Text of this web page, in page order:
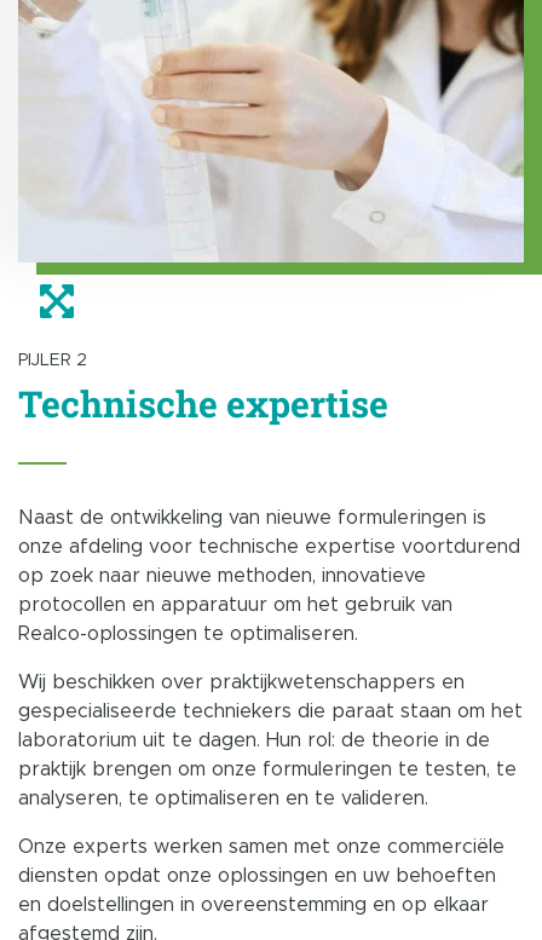
PIJLER 2
Technische expertise
Naast de ontwikkeling van nieuwe formuleringen is
onze afdeling voor technische expertise voortdurend
op zoek naar nieuwe methoden, innovatieve
protocollen en apparatuur om het gebruik van
Realco-oplossingen te optimaliseren.
Wij beschikken over praktijkwetenschappers en
gespecialiseerde techniekers die paraat staan om het
laboratorium uit te dagen. Hun rol: de theorie in de
praktijk brengen om onze formuleringen te testen, te
analyseren, te optimaliseren en te valideren.
Onze experts werken samen met onze commerciële
diensten opdat onze oplossingen en uw behoeften
en doelstellingen in overeenstemming en op elkaar
afgestemd zijn.